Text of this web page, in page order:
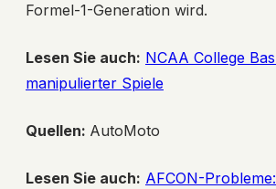
Formel-1-Generation wird.
Lesen Sie auch: NCAA College
manipulierter Spiele
Quellen: AutoMoto
Lesen Sie auch: AFCON-